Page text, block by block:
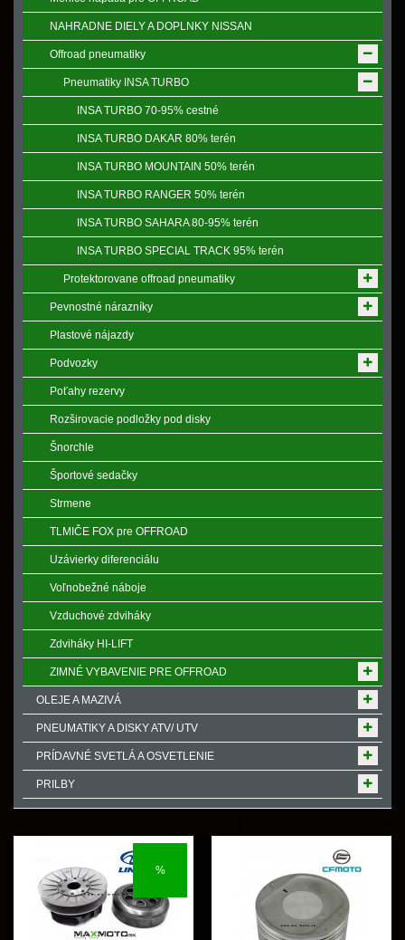
NAHRADNE DIELY A DOPLNKY NISSAN
Offroad pneumatiky
Pneumatiky INSA TURBO
INSA TURBO 70-95% cestné
INSA TURBO DAKAR 80% terén
INSA TURBO MOUNTAIN 50% terén
INSA TURBO RANGER 50% terén
INSA TURBO SAHARA 80-95% terén
INSA TURBO SPECIAL TRACK 95% terén
Protektorovane offroad pneumatiky
Pevnostné nárazníky
Plastové nájazdy
Podvozky
Poťahy rezervy
Rozširovacie podložky pod disky
Šnorchle
Športové sedačky
Strmene
TLMIČE FOX pre OFFROAD
Uzávierky diferenciálu
Voľnobežné náboje
Vzduchové zdviháky
Zdviháky HI-LIFT
ZIMNÉ VYBAVENIE PRE OFFROAD
OLEJE A MAZIVÁ
PNEUMATIKY A DISKY ATV/ UTV
PRÍDAVNÉ SVETLÁ A OSVETLENIE
PRILBY
%